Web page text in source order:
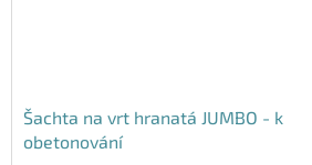
Šachta na vrt hranatá JUMBO - k
obetonování